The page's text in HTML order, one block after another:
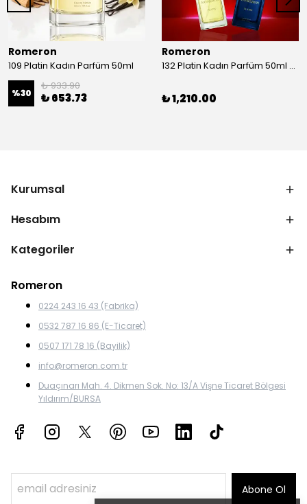
Romeron
109 Platin Kadın Parfüm 50ml
%30
₺ 933.90
₺ 653.73
Romeron
132 Platin Kadın Parfüm 50ml & 538 Platin Erkek Parfüm 50ml
₺ 1,210.00
Kurumsal
Hesabım
Kategoriler
Romeron
0224 243 16 43 (Fabrika)
0532 787 16 86 (E-Ticaret)
0507 171 78 16 (Bayilik)
info@romeron.com.tr
Duaçınarı Mah. 4. Dikmen Sok. No: 13/A Vişne Ticaret Bölgesi
Yıldırım/BURSA
Abone Ol